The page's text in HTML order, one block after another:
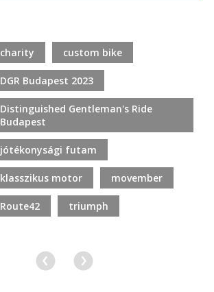
charity custom bike
DGR Budapest 2023
Distinguished Gentleman's Ride
Budapest
jótékonysági futam
klasszikus motor movember
Route42 triumph